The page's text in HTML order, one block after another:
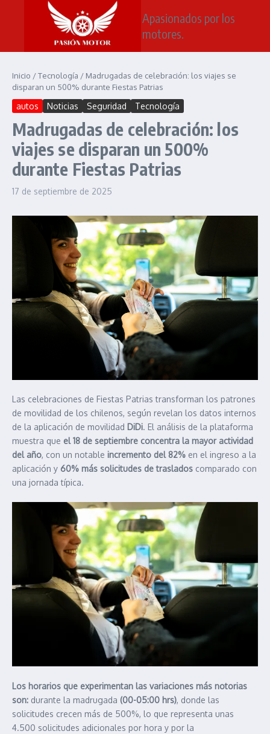
Saltar al contenido
Apasionados por los
motores.
Inicio /Tecnología / Madrugadas de celebración: los viajes se
disparan un 500% durante Fiestas Patrias
autos Noticias Seguridad Tecnología
Madrugadas de celebración: los
viajes se disparan un 500%
durante Fiestas Patrias
17 de septiembre de 2025
Las celebraciones de Fiestas Patrias transforman los patrones
de movilidad de los chilenos, según revelan los datos internos
de la aplicación de movilidad DiDi. El análisis de la plataforma
muestra que el 18 de septiembre concentra la mayor actividad
del año, con un notable incremento del 82% en el ingreso a la
aplicación y 60% más solicitudes de traslados comparado con
una jornada típica.
Los horarios que experimentan las variaciones más notorias
son: durante la madrugada (00-05:00 hrs), donde las
solicitudes crecen más de 500%, lo que representa unas
4.500 solicitudes adicionales por hora y por la